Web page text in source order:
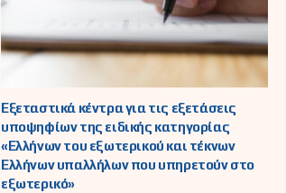
Εξεταστικά κέντρα για τις εξετάσεις
υποψηφίων της ειδικής κατηγορίας
«Ελλήνων του εξωτερικού και τέκνων
Ελλήνων υπαλλήλων που υπηρετούν στο
εξωτερικό»